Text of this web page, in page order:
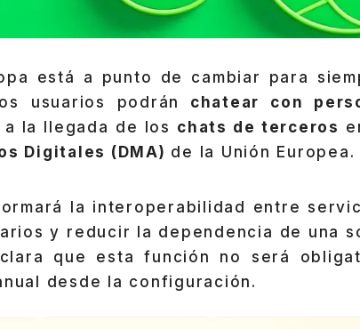
está a punto de cambiar para
usuarios podrán
chatear con
la llegada de los chats de terceros
Digitales (DMA) de la Unión Europea.
la interoperabilidad entre
y reducir la dependencia de una
que esta función no será
desde la configuración.